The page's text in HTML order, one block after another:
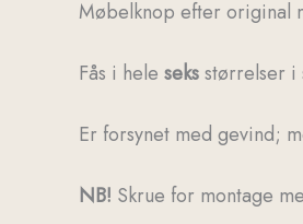
Møbelknop efter original
Fås i hele seksstørrelser i
Er forsynet med gevind;
NB! Skrue for montage